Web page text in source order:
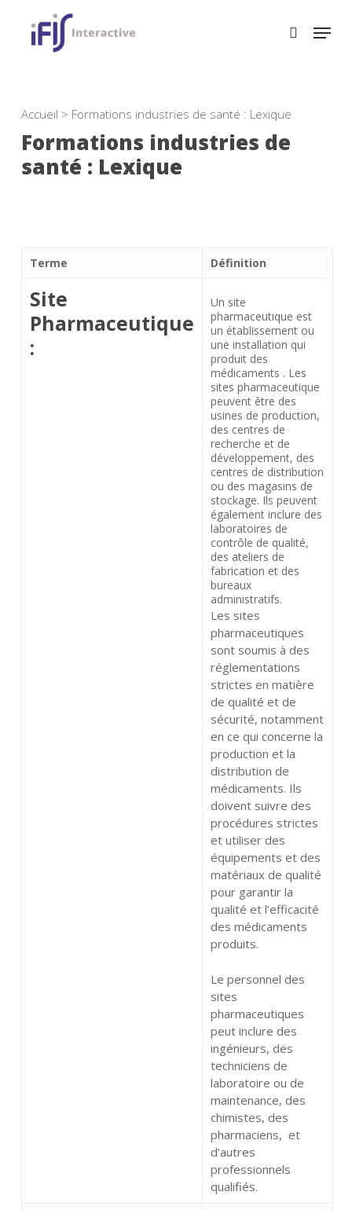
Accueil > Formations industries de santé : Lexique
Formations industries de
santé : Lexique
Terme Définition
Site
Pharmaceutique
:
Un site
pharmaceutique est
un établissement ou
une installation qui
produit des
médicaments . Les
sites pharmaceutique
peuvent être des
usines de production,
des centres de
recherche et de
développement, des
centres de distribution
ou des magasins de
stockage. Ils peuvent
également inclure des
laboratoires de
contrôle de qualité,
des ateliers de
fabrication et des
bureaux
administratifs.
Les sites
pharmaceutiques
sont soumis à des
réglementations
strictes en matière
de qualité et de
sécurité, notamment
en ce qui concerne la
production et la
distribution de
médicaments. Ils
doivent suivre des
procédures strictes
et utiliser des
équipements et des
matériaux de qualité
pour garantir la
qualité et l’efficacité
des médicaments
produits.
Le personnel des
sites
pharmaceutiques
peut inclure des
ingénieurs, des
techniciens de
laboratoire ou de
maintenance, des
chimistes, des
pharmaciens, et
d’autres
professionnels
qualifiés.